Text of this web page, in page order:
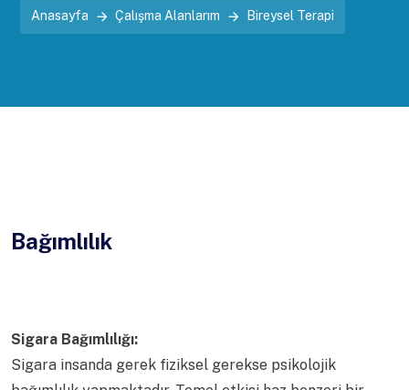
Anasayfa Çalışma Alanlarım Bireysel Terapi
Bağımlılık
Sigara Bağımlılığı:
Sigara insanda gerek fiziksel gerekse psikolojik